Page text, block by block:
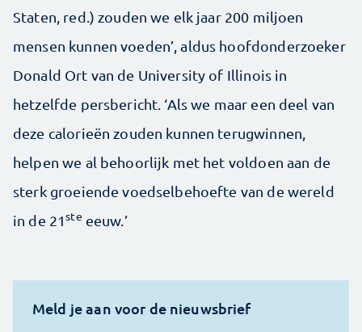
Staten, red.) zouden we elk jaar 200 miljoen
mensen kunnen voeden’, aldus hoofdonderzoeker
Donald Ort van de University of Illinois in
hetzelfde persbericht. ‘Als we maar een deel van
deze calorieën zouden kunnen terugwinnen,
helpen we al behoorlijk met het voldoen aan de
sterk groeiende voedselbehoefte van de wereld
in de 21ste eeuw.’
Meld je aan voor de nieuwsbrief